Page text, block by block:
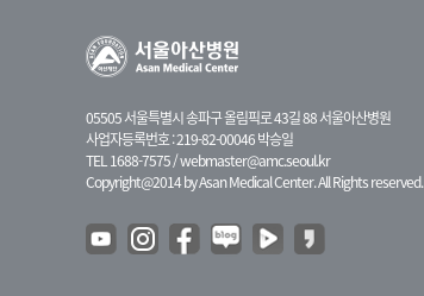
05505 서울특별시 송파구 올림픽로 43길 88 서울아산병원
사업자등록번호 : 219-82-00046 박승일
TEL 1688-7575 /webmaster@amc.seoul.kr
Copyright@2014 by Asan Medical Center. All Rights reserved.